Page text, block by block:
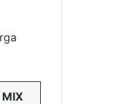
MIX